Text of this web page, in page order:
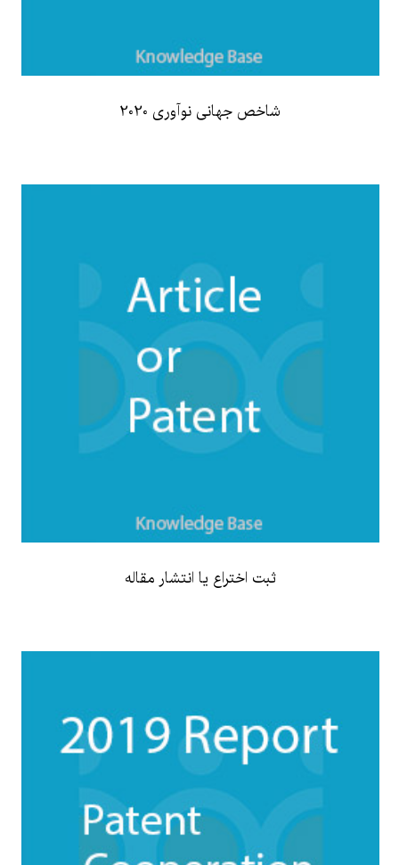
شاخص جهانی نوآوری 2020
ثبت اختراع یا انتشار مقاله